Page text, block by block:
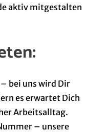
aktiv mitgestalten
bei uns wird Dir
es erwartet Dich
Arbeitsalltag.
– unsere